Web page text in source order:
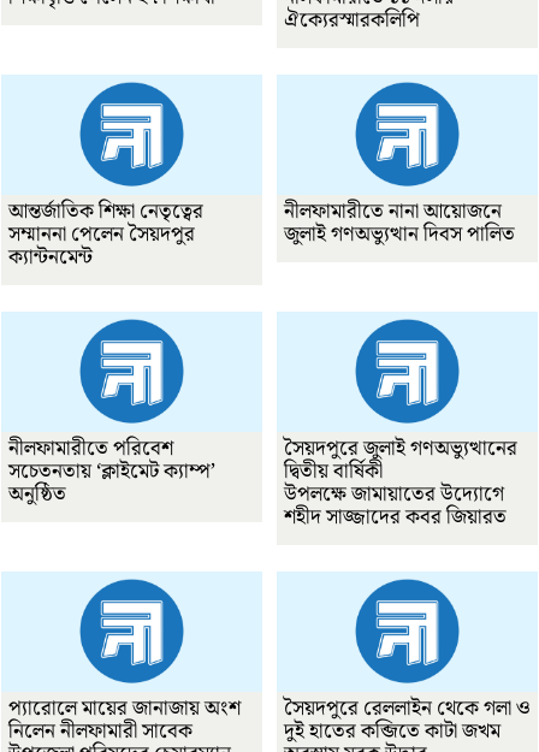
ঐক্যেরস্মারকলিপি
আন্তর্জাতিক শিক্ষা নেতৃত্বের
সম্মাননা পেলেন সৈয়দপুর
ক্যান্টনমেন্ট
নীলফামারীতে নানা আয়োজনে
জুলাই গণঅভ্যুত্থান দিবস পালিত
নীলফামারীতে পরিবেশ
সচেতনতায় ‘ক্লাইমেট ক্যাম্প’
অনুষ্ঠিত
সৈয়দপুরে জুলাই গণঅভ্যুত্থানের
দ্বিতীয় বার্ষিকী
উপলক্ষে জামায়াতের উদ্যোগে
শহীদ সাজ্জাদের কবর জিয়ারত
প্যারোলে মায়ের জানাজায় অংশ
নিলেন নীলফামারী সাবেক
সৈয়দপুরে রেললাইন থেকে গলা ও
দুই হাতের কব্জিতে কাটা জখম